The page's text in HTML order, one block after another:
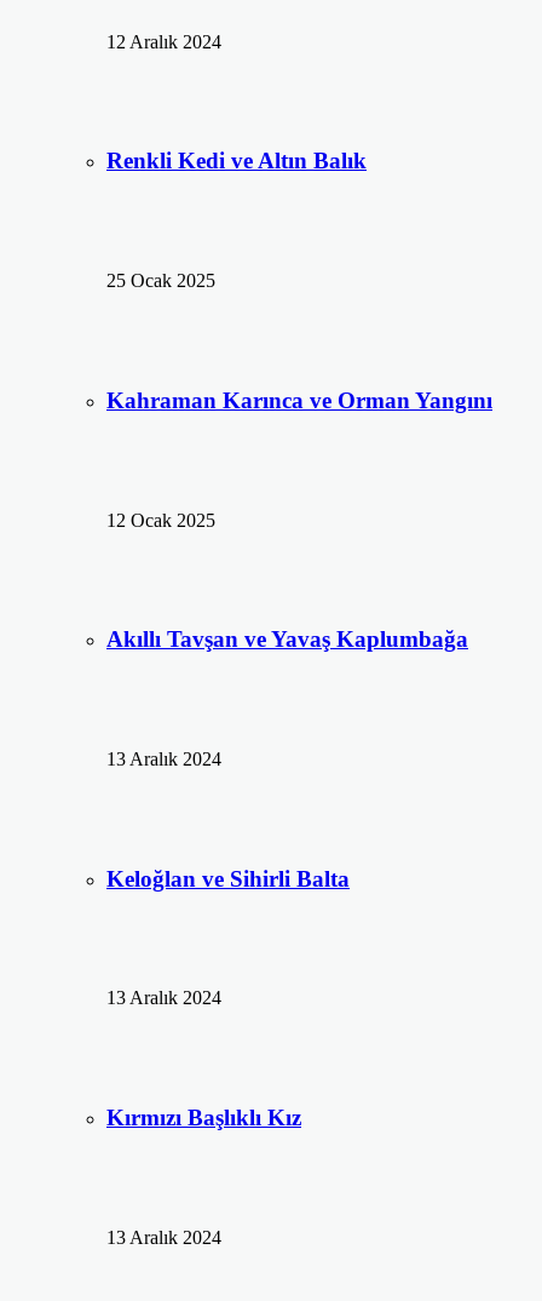
12 Aralık 2024
Renkli Kedi ve Altın Balık
25 Ocak 2025
Kahraman Karınca ve Orman Yangını
12 Ocak 2025
Akıllı Tavşan ve Yavaş Kaplumbağa
13 Aralık 2024
Keloğlan ve Sihirli Balta
13 Aralık 2024
Kırmızı Başlıklı Kız
13 Aralık 2024